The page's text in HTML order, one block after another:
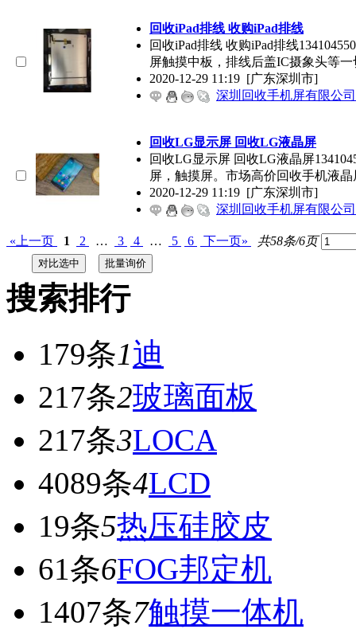
回收iPad排线 收购iPad排线
回收iPad排线 收购iPad排线
屏触摸中板，排线后盖IC摄象头等一
2020-12-29 11:19 [广东深圳市]
深圳回收手机屏有限公司
回收LG显示屏 回收LG液晶屏
回收LG显示屏 回收LG液晶屏
屏，触摸屏。市场高价回收手机液晶
2020-12-29 11:19 [广东深圳市]
深圳回收手机屏有限公司
«上一页 1 2 … 3 4 … 5 6 下一页» 共58条/6页
搜索排行
179条1迪
217条2玻璃面板
217条3LOCA
4089条4LCD
19条5热压硅胶皮
61条6FOG邦定机
1407条7触摸一体机